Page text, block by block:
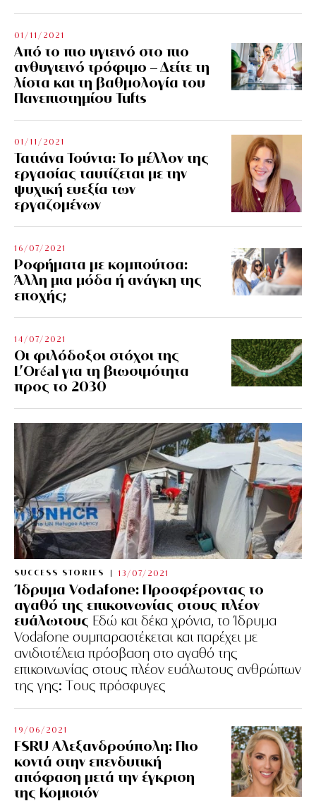
01/11/2021
Από το πιο υγιεινό στο πιο
ανθυγιεινό τρόφιμο – Δείτε τη
λίστα και τη βαθμολογία του
Πανεπιστημίου Tufts
01/11/2021
Τατιάνα Τούντα: Το μέλλον της
εργασίας ταυτίζεται με την
ψυχική ευεξία των
εργαζομένων
16/07/2021
Ροφήματα με κομπούτσα:
Άλλη μια μόδα ή ανάγκη της
εποχής;
14/07/2021
Οι φιλόδοξοι στόχοι της
L’Oréal για τη βιωσιμότητα
προς το 2030
SUCCESS STORIES 13/07/2021
Ίδρυμα Vodafone: Προσφέροντας το
αγαθό της επικοινωνίας στους πλέον
ευάλωτους Εδώ και δέκα χρόνια, το Ίδρυμα
Vodafone συμπαραστέκεται και παρέχει με
ανιδιοτέλεια πρόσβαση στο αγαθό της
επικοινωνίας στους πλέον ευάλωτους ανθρώπων
της γης: Tους πρόσφυγες
19/06/2021
FSRU Αλεξανδρούπολη: Πιο
κοντά στην επενδυτική
απόφαση μετά την έγκριση
της Κομισιόν